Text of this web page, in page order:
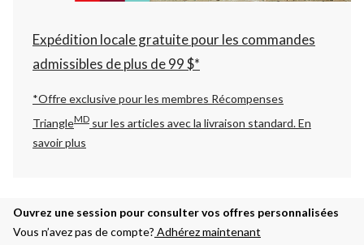
Expédition locale gratuite pour les commandes
admissibles de plus de 99 $*
*Offre exclusive pour les membres Récompenses
TriangleMD sur les articles avec la livraison standard.En
savoir plus
Ouvrez une session pour consulter vos offres personnalisées
Vous n’avez pas de compte? Adhérez maintenant